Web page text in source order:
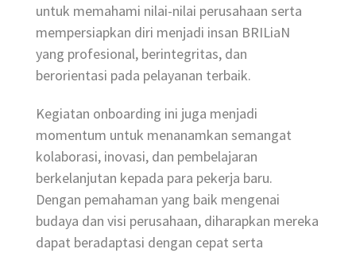
untuk memahami nilai-nilai perusahaan serta
mempersiapkan diri menjadi insan BRILiaN
yang profesional, berintegritas, dan
berorientasi pada pelayanan terbaik.
Kegiatan onboarding ini juga menjadi
momentum untuk menanamkan semangat
kolaborasi, inovasi, dan pembelajaran
berkelanjutan kepada para pekerja baru.
Dengan pemahaman yang baik mengenai
budaya dan visi perusahaan, diharapkan mereka
dapat beradaptasi dengan cepat serta